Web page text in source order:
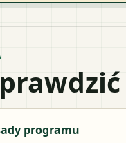
programu